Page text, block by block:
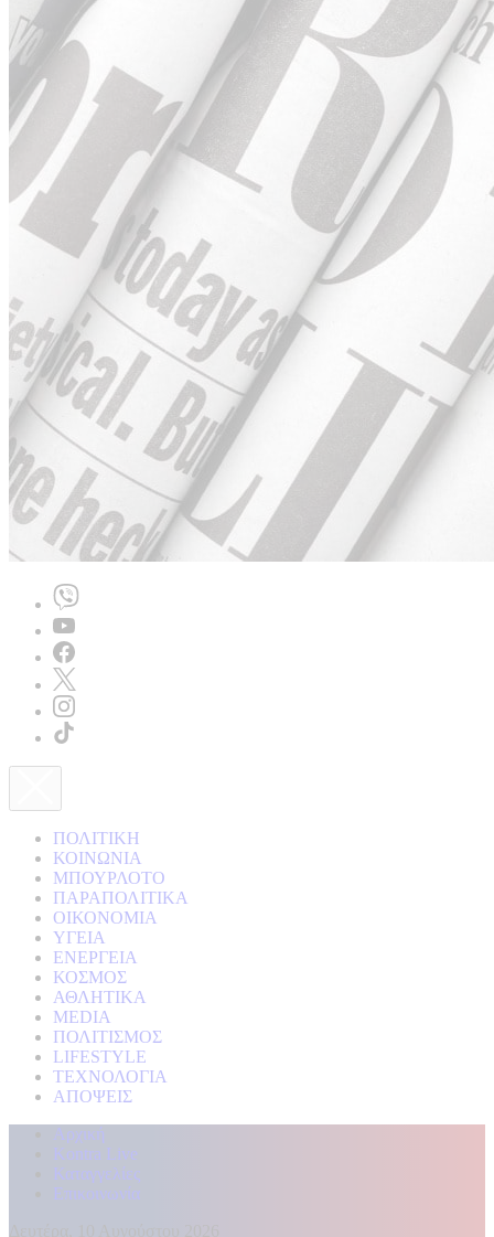
ΠΟΛΙΤΙΚΗ
ΚΟΙΝΩΝΙΑ
ΜΠΟΥΡΛΟΤΟ
ΠΑΡΑΠΟΛΙΤΙΚΑ
ΟΙΚΟΝΟΜΙΑ
ΥΓΕΙΑ
ΕΝΕΡΓΕΙΑ
ΚΟΣΜΟΣ
ΑΘΛΗΤΙΚΑ
MEDIA
ΠΟΛΙΤΙΣΜΟΣ
LIFESTYLE
ΤΕΧΝΟΛΟΓΙΑ
ΑΠΟΨΕΙΣ
Αρχική
Kontra Live
Καταγγελίες
Επικοινωνία